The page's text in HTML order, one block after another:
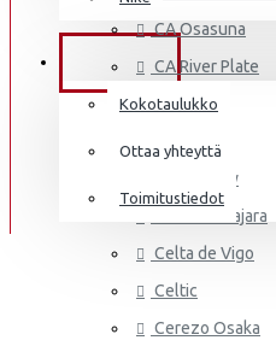
Italia
Mali
Meksiko
Frenkie de Jong
Mbappé
Donnarumma
A.Becker
Haaland
TIEDOT
Kokotaulukko
Ottaa yhteyttä
Toimitustiedot
CA Osasuna
CA River Plate
Cádiz CF
Cagliari
Cardiff City
CD Guadalajara
Celta de Vigo
Celtic
Cerezo Osaka